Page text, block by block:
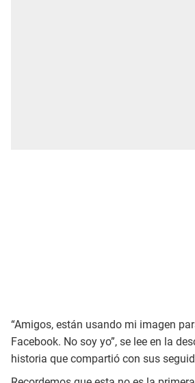
“Amigos, están usando mi imagen
Facebook. No soy yo”, se lee en la
historia que compartió con sus